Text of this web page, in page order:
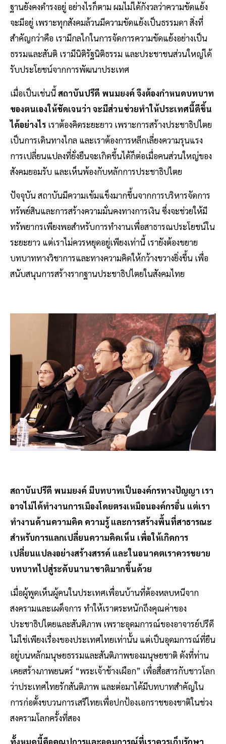
ฐานยังคงดำรงอยู่ อย่างไรก็ตาม ผมไม่ได้กังวลว่าความขัดแย้ง
จะมีอยู่ เพราะทุกสังคมล้วนมีความขัดแย้งเป็นธรรมดา สิ่งที่
สำคัญกว่าคือ เรามีกลไกในการจัดการความขัดแย้งอย่างเป็น
ธรรมและสันติ เรามีนิติรัฐนิติธรรม และประชาชนส่วนใหญ่ได้
รับประโยชน์จากการพัฒนาประเทศ
เมื่อเป็นเช่นนี้สถาบันปรีดี พนมยงค์ จึงต้องกำหนดบทบาท
ของตนเองให้ชัดเจนว่า จะมีส่วนช่วยทำให้ประเทศนี้ดีขึ้น
ได้อย่างไร เราต้องคิดระยะยาว เพราะการสร้างประชาธิปไตย
เป็นการเดินทางไกล และเราต้องการหลีกเลี่ยงความรุนแรง
การเปลี่ยนแปลงที่ยั่งยืนจะเกิดขึ้นได้ก็ต่อเมื่อคนส่วนใหญ่ของ
สังคมยอมรับ และเห็นพ้องกับหลักการประชาธิปไตย
ปัจจุบัน สถาบันมีความเข้มแข็งมากขึ้นจากการบริหารจัดการ
ทรัพย์สินและการสร้างความมั่นคงทางการเงิน ซึ่งจะช่วยให้มี
ทรัพยากรเพียงพอสำหรับการทำงานเพื่อสาธารณประโยชน์ใน
ระยะยาว แต่เราไม่ควรหยุดอยู่เพียงเท่านี้ เรายังต้องขยาย
บทบาททางวิชาการและทางความคิดให้กว้างขวางยิ่งขึ้น เพื่อ
สนับสนุนการสร้างรากฐานประชาธิปไตยในสังคมไทย
สถาบันปรีดี พนมยงค์ มีบทบาทเป็นองค์กรทางปัญญา เรา
อาจไม่ได้ทำงานการเมืองโดยตรงเหมือนองค์กรอื่น แต่เรา
ทำงานด้านความคิด ความรู้ และการสร้างพื้นที่สาธารณะ
สำหรับการแลกเปลี่ยนความคิดเห็น เพื่อให้เกิดการ
เปลี่ยนแปลงอย่างสร้างสรรค์ และในอนาคตเราควรขยาย
บทบาทไปสู่ระดับนานาชาติมากขึ้นด้วย
เมื่อผู้พูดเห็นผู้คนในประเทศเพื่อนบ้านที่ต้องหลบหนีจาก
สงครามและเผด็จการ ทำให้เราตระหนักถึงคุณค่าของ
ประชาธิปไตยและสันติภาพ เพราะอุดมการณ์ของอาจารย์ปรีดี
ไม่ใช่เพียงเรื่องของประเทศไทยเท่านั้น แต่เป็นอุดมการณ์ที่ยืน
อยู่บนหลักมนุษยธรรมและสันติภาพของมนุษยชาติ ดังที่ท่าน
เคยสร้างภาพยนตร์ “พระเจ้าช้างเผือก” เพื่อสื่อสารกับชาวโลก
ว่าประเทศไทยรักสันติภาพ และต่อมาได้มีบทบาทสำคัญใน
การก่อตั้งขบวนการเสรีไทยเพื่อปกป้องเอกราชของชาติในช่วง
สงครามโลกครั้งที่สอง
ทั้งหมดนี้คือคุณูปการและอุดมการณ์ที่เราควรเก็บรักษา